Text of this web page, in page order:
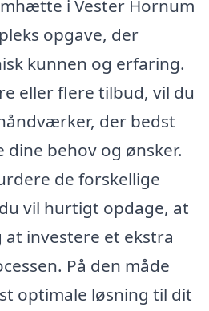
i Vester Hornum
opgave, der
kunnen og erfaring.
eller flere tilbud, vil du
der bedst
dine behov og ønsker.
de forskellige
vil hurtigt opdage, at
at investere et ekstra
På den måde
optimale løsning til dit